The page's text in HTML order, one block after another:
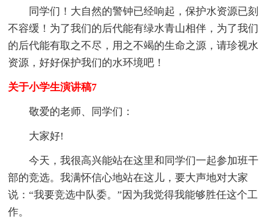
同学们！大自然的警钟已经响起，保护水资源已刻
不容缓！为了我们的后代能有绿水青山相伴，为了我们
的后代能有取之不尽，用之不竭的生命之源，请珍视水
资源，好好保护我们的水环境吧！
关于小学生演讲稿7
敬爱的老师、同学们：
大家好!
今天，我很高兴能站在这里和同学们一起参加班干
部的竞选。我满怀信心地站在这儿，要大声地对大家
说：“我要竞选中队委。”因为我觉得我能够胜任这个工
作。